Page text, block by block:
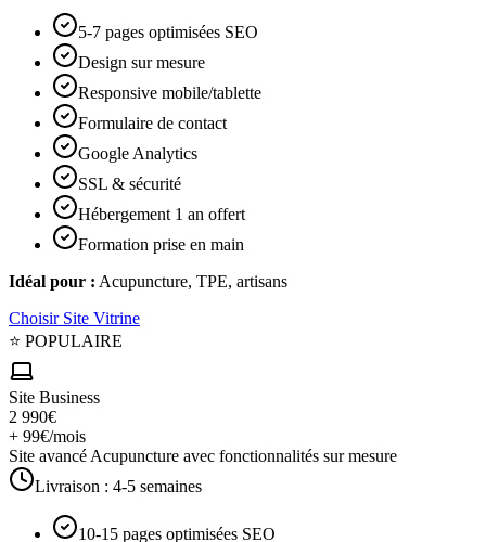
5-7 pages optimisées SEO
Design sur mesure
Responsive mobile/tablette
Formulaire de contact
Google Analytics
SSL & sécurité
Hébergement 1 an offert
Formation prise en main
Idéal pour : Acupuncture, TPE, artisans
Choisir Site Vitrine
⭐ POPULAIRE
Site Business
2 990€
+ 99€/mois
Site avancé Acupuncture avec fonctionnalités sur mesure
Livraison : 4-5 semaines
10-15 pages optimisées SEO